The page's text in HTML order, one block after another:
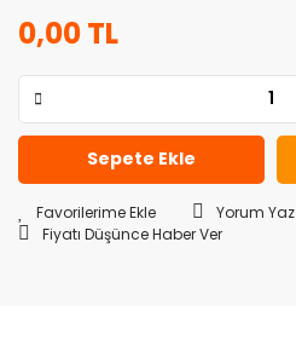
0,00 TL
Sepete Ekle
Yorum Yaz
Fiyatı Düşünce Haber Ver